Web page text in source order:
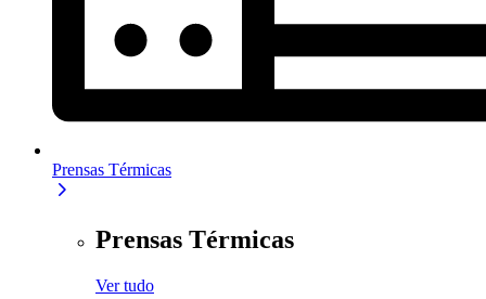
Prensas Térmicas
Prensas Térmicas
Ver tudo